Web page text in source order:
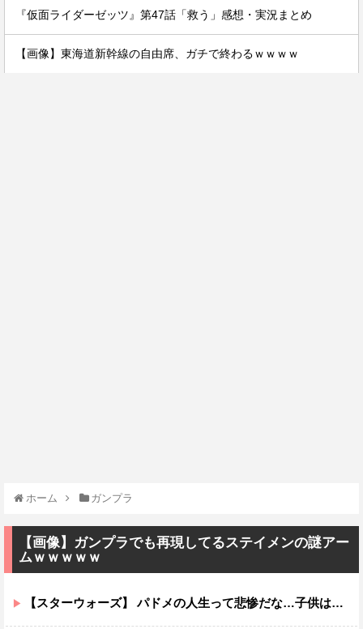
『仮面ライダーゼッツ』第47話「救う」感想・実況まとめ
【画像】東海道新幹線の自由席、ガチで終わるｗｗｗｗ
ホーム ガンプラ
【画像】ガンプラでも再現してるステイメンの謎アー
ムｗｗｗｗｗ
【スターウォーズ】 パドメの人生って悲惨だな…子供は遺せたけど